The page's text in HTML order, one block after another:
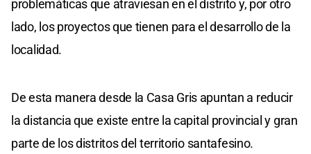
problemáticas que atraviesan en el distrito y, por otro
lado, los proyectos que tienen para el desarrollo de la
localidad.
De esta manera desde la Casa Gris apuntan a reducir
la distancia que existe entre la capital provincial y gran
parte de los distritos del territorio santafesino.